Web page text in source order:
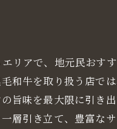
リアで、地元民おす
和牛を取り扱う店で
旨味を最大限に引き
層引き立て、豊富な